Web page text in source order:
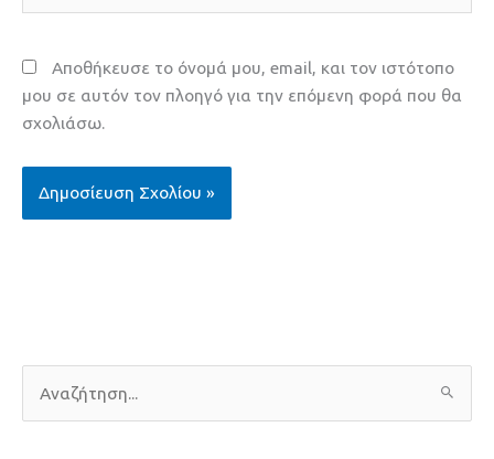
Αποθήκευσε το όνομά μου, email, και τον ιστότοπο
μου σε αυτόν τον πλοηγό για την επόμενη φορά που θα
σχολιάσω.
ν